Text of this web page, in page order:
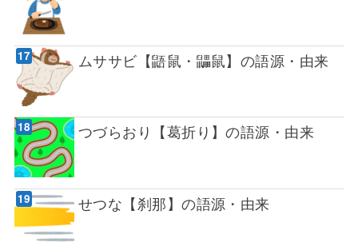
ムササビ【鼯鼠・鼺鼠】の語源・由来
つづらおり【葛折り】の語源・由来
せつな【刹那】の語源・由来